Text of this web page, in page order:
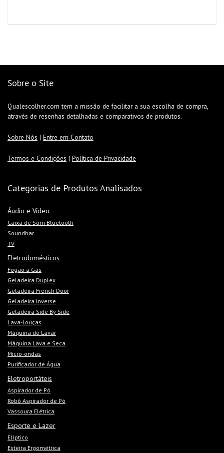
Sobre o Site
Qualescolher.com tem a missão de facilitar a sua escolha de compra,
através de resenhas detalhadas e comparativos de produtos.
Sobre Nós | Entre em Contato
Termos e Condições | Política de Privacidade
Categorias de Produtos Analisados
Áudio e Vídeo
Caixa de Som Bluetooth
Soundbar
TV
Eletrodomésticos
Fogão a Gás
Geladeira Duplex
Geladeira French Door
Geladeira Inverse
Geladeira Side By Side
Lava-Louças
Máquina de Lavar
Máquina Lava e Seca
Micro-ondas
Purificador de Água
Eletroportáteis
Aspirador de Pó
Robô Aspirador de Pó
Vassoura Elétrica
Esporte e Lazer
Elíptico
Esteira Ergométrica